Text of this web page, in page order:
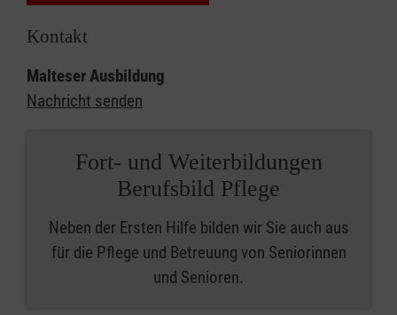
Kontakt
Malteser Ausbildung
Nachricht senden
Fort- und Weiterbildungen
Berufsbild Pflege
Neben der Ersten Hilfe bilden wir Sie auch aus
für die Pflege und Betreuung von Seniorinnen
und Senioren.